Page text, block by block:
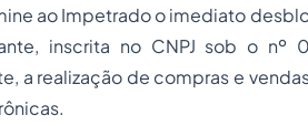
ao Impetrado o imediato
inscrita no CNPJ sob o nº
a realização de compras e